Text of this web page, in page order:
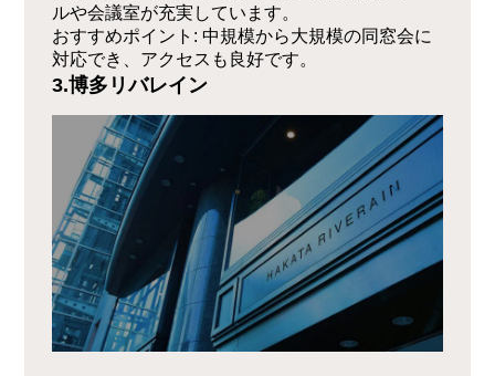
ルや会議室が充実しています。
おすすめポイント : 中規模から大規模の同窓会に
対応でき、アクセスも良好です。
3.博多リバレイン